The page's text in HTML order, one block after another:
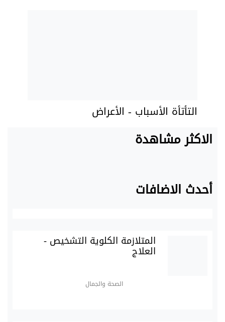
التأتأة الأسباب - الأعراض
الاكثر مشاهدة
أحدث الاضافات
المتلازمة الكلوية التشخيص -
العلاج
الصحة والجمال